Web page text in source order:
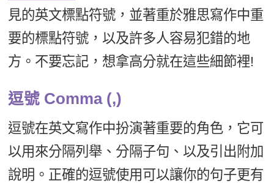
新聞英文
見的英文標點符號，並著重於雅思寫作中重
要的標點符號，以及許多人容易犯錯的地
方。不要忘記，想拿高分就在這些細節裡!
逗號 Comma (,)
逗號在英文寫作中扮演著重要的角色，它可
以用來分隔列舉、分隔子句、以及引出附加
說明。正確的逗號使用可以讓你的句子更有